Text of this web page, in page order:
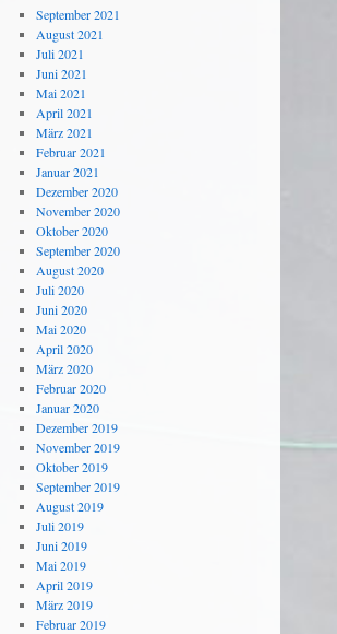
September 2021
August 2021
Juli 2021
Juni 2021
Mai 2021
April 2021
März 2021
Februar 2021
Januar 2021
Dezember 2020
November 2020
Oktober 2020
September 2020
August 2020
Juli 2020
Juni 2020
Mai 2020
April 2020
März 2020
Februar 2020
Januar 2020
Dezember 2019
November 2019
Oktober 2019
September 2019
August 2019
Juli 2019
Juni 2019
Mai 2019
April 2019
März 2019
Februar 2019